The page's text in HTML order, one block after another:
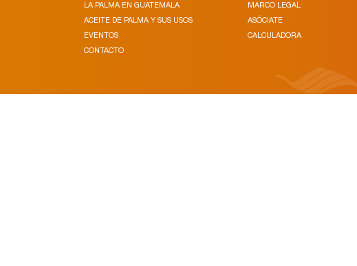
LA PALMA EN GUATEMALA
ACEITE DE PALMA Y SUS USOS
EVENTOS
CONTACTO
MARCO LEGAL
ASÓCIATE
CALCULADORA